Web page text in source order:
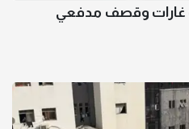
وقصف مدفعي